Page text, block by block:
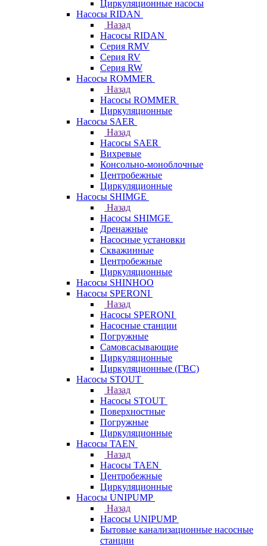
Циркуляционные насосы
Насосы RIDAN
Назад
Насосы RIDAN
Серия RMV
Серия RV
Серия RW
Насосы ROMMER
Назад
Насосы ROMMER
Циркуляционные
Насосы SAER
Назад
Насосы SAER
Вихревые
Консольно-моноблочные
Центробежные
Циркуляционные
Насосы SHIMGE
Назад
Насосы SHIMGE
Дренажные
Насосные установки
Скважинные
Центробежные
Циркуляционные
Насосы SHINHOO
Насосы SPERONI
Назад
Насосы SPERONI
Насосные станции
Погружные
Самовсасывающие
Циркуляционные
Циркуляционные (ГВС)
Насосы STOUT
Назад
Насосы STOUT
Поверхностные
Погружные
Циркуляционные
Насосы TAEN
Назад
Насосы TAEN
Центробежные
Циркуляционные
Насосы UNIPUMP
Назад
Насосы UNIPUMP
Бытовые канализационные насосные
станции